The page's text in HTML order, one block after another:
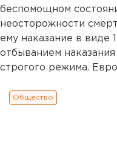
беспомощном
неосторожности
ему наказание в виде
отбыванием
строгого режима.
Общество